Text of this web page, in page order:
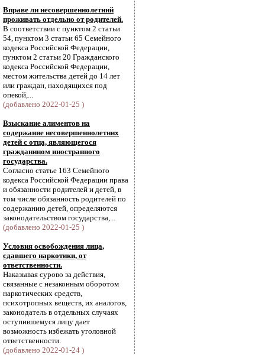
Вправе ли несовершеннолетний
проживать отдельно от родителей.
В соответствии с пунктом 2 статьи
54, пунктом 3 статьи 65 Семейного
кодекса Российской Федерации,
пунктом 2 статьи 20 Гражданского
кодекса Российской Федерации,
местом жительства детей до 14 лет
или граждан, находящихся под
опекой,...
(добавлено 2022-01-25 )
Взыскание алиментов на
содержание несовершеннолетних
детей с отца, являющегося
гражданином иностранного
государства.
Согласно статье 163 Семейного
кодекса Российской Федерации права
и обязанности родителей и детей, в
том числе обязанность родителей по
содержанию детей, определяются
законодательством государства,...
(добавлено 2022-01-25 )
Условия освобождения лица,
сдавшего наркотики, от
ответственности.
Наказывая сурово за действия,
связанные с незаконным оборотом
наркотических средств,
психотропных веществ, их аналогов,
законодатель в отдельных случаях
оступившемуся лицу дает
возможность избежать уголовной
ответственности.
(добавлено 2022-01-24 )